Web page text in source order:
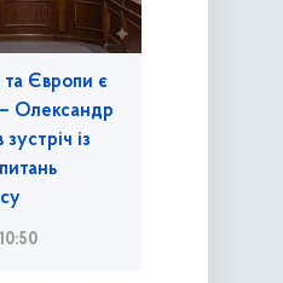
та Європи є
Олександр
із